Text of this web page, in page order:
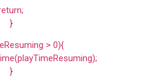
}
> 0){
}